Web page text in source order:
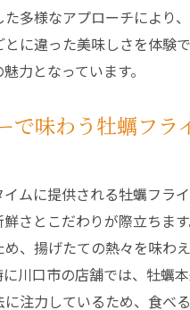
多様なアプローチにより
とに違った美味しさを体験
力となっています。
で味わう牡蠣フラ
イムに提供される牡蠣フラ
鮮さとこだわりが際立ちま
め、揚げたての熱々を味わ
に川口市の店舗では、牡蠣
に注力しているため、食べ